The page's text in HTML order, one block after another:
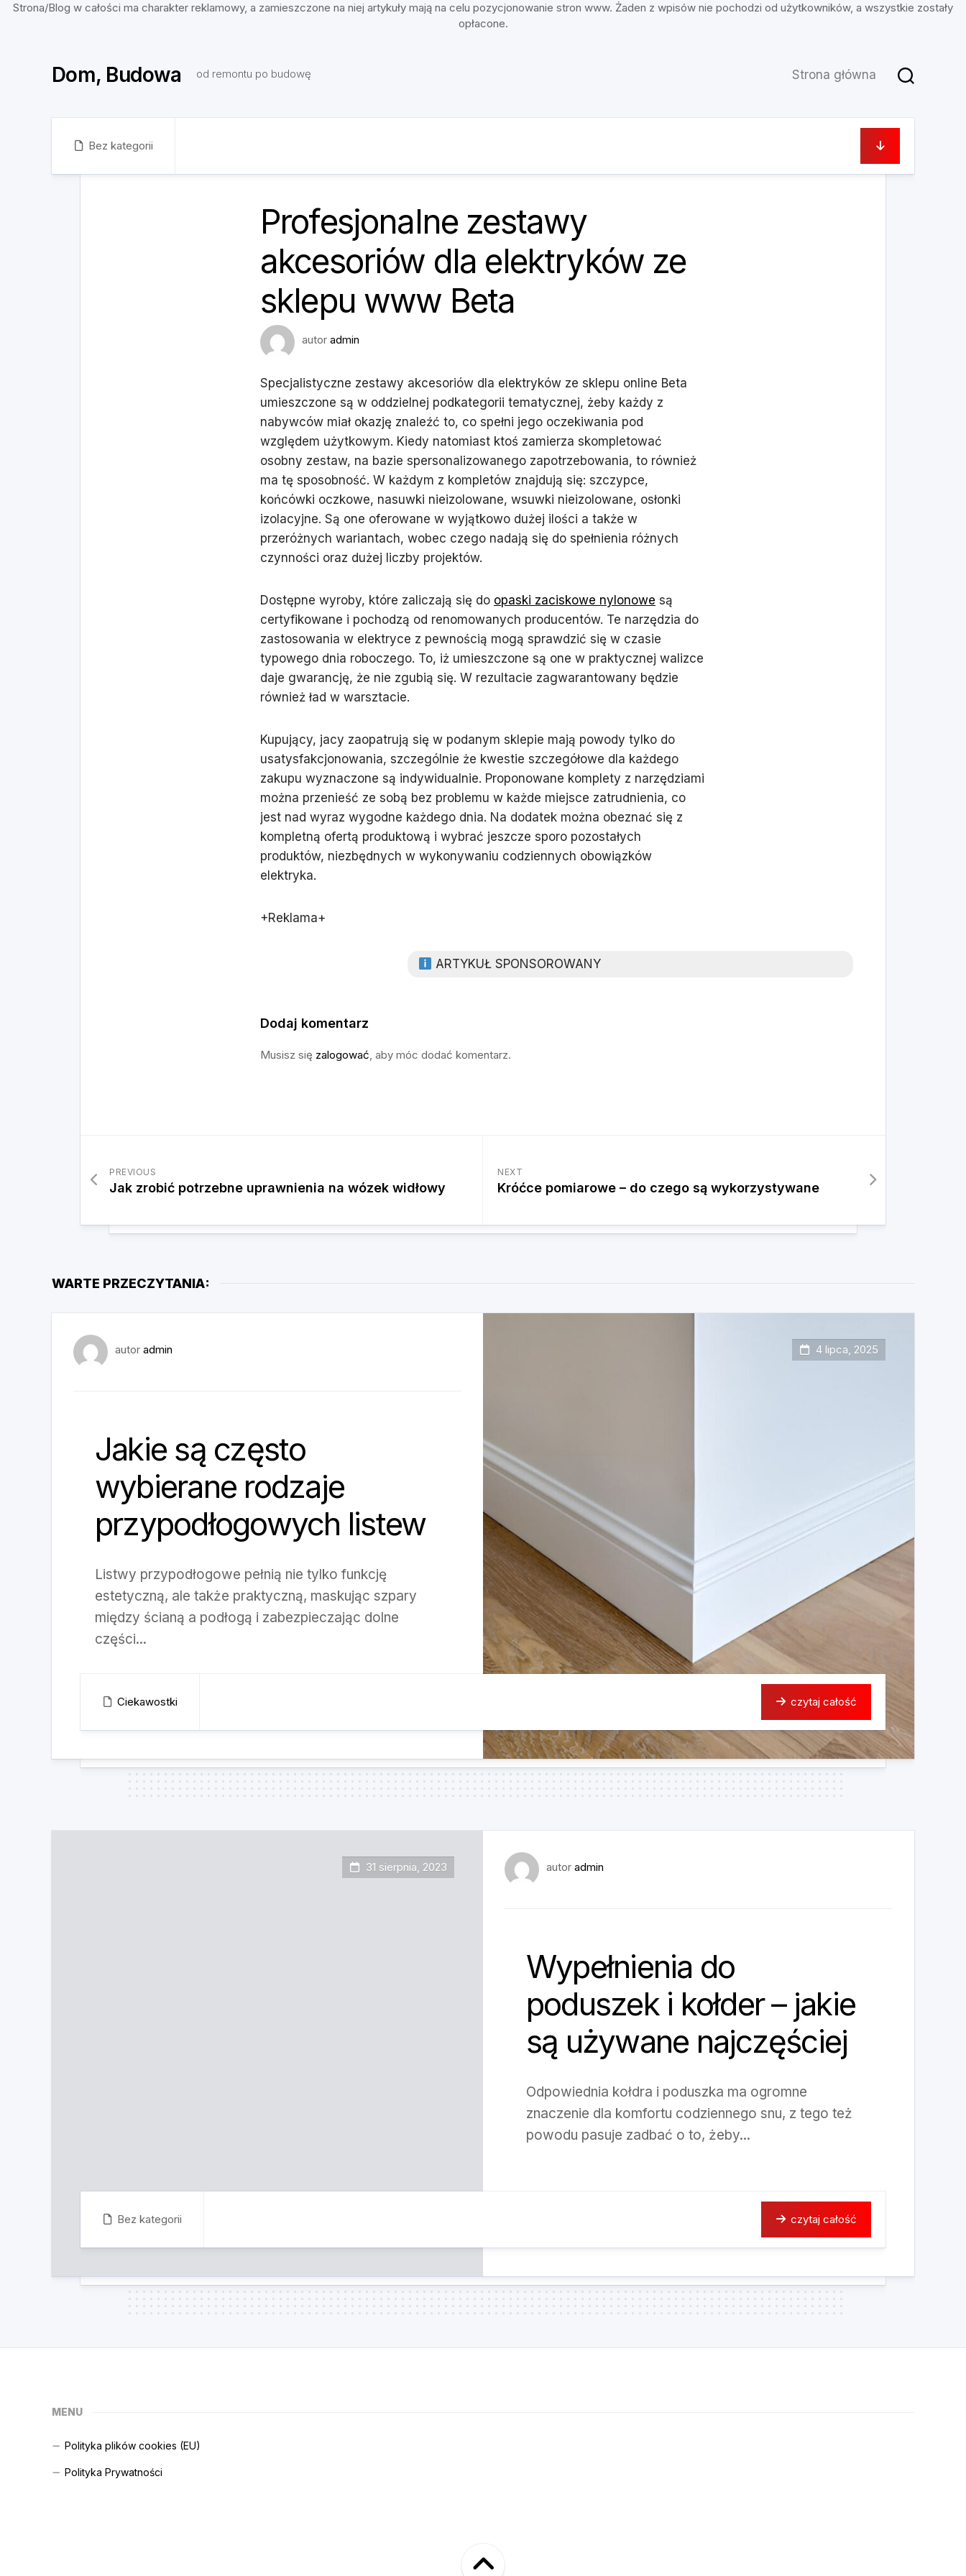
Strona/Blog w całości ma charakter reklamowy, a zamieszczone na niej artykuły mają na celu pozycjonowanie stron www. Żaden z wpisów nie pochodzi od użytkowników, a wszystkie zostały
opłacone.
Dom, Budowa od remontu po budowę Strona główna
Bez kategorii
Profesjonalne zestawy
akcesoriów dla elektryków ze
sklepu www Beta
autor admin
Specjalistyczne zestawy akcesoriów dla elektryków ze sklepu online Beta
umieszczone są w oddzielnej podkategorii tematycznej, żeby każdy z
nabywców miał okazję znaleźć to, co spełni jego oczekiwania pod
względem użytkowym. Kiedy natomiast ktoś zamierza skompletować
osobny zestaw, na bazie spersonalizowanego zapotrzebowania, to również
ma tę sposobność. W każdym z kompletów znajdują się: szczypce,
końcówki oczkowe, nasuwki nieizolowane, wsuwki nieizolowane, osłonki
izolacyjne. Są one oferowane w wyjątkowo dużej ilości a także w
przeróżnych wariantach, wobec czego nadają się do spełnienia różnych
czynności oraz dużej liczby projektów.
Dostępne wyroby, które zaliczają się do opaski zaciskowe nylonowe są
certyfikowane i pochodzą od renomowanych producentów. Te narzędzia do
zastosowania w elektryce z pewnością mogą sprawdzić się w czasie
typowego dnia roboczego. To, iż umieszczone są one w praktycznej walizce
daje gwarancję, że nie zgubią się. W rezultacie zagwarantowany będzie
również ład w warsztacie.
Kupujący, jacy zaopatrują się w podanym sklepie mają powody tylko do
usatysfakcjonowania, szczególnie że kwestie szczegółowe dla każdego
zakupu wyznaczone są indywidualnie. Proponowane komplety z narzędziami
można przenieść ze sobą bez problemu w każde miejsce zatrudnienia, co
jest nad wyraz wygodne każdego dnia. Na dodatek można obeznać się z
kompletną ofertą produktową i wybrać jeszcze sporo pozostałych
produktów, niezbędnych w wykonywaniu codziennych obowiązków
elektryka.
+Reklama+
ARTYKUŁ SPONSOROWANY
Dodaj komentarz
Musisz się zalogować, aby móc dodać komentarz.
NEXT
Króćce pomiarowe – do czego są wykorzystywane
PREVIOUS
Jak zrobić potrzebne uprawnienia na wózek widłowy
WARTE PRZECZYTANIA:
4 lipca, 2025
autor admin
Jakie są często
wybierane rodzaje
przypodłogowych listew
Listwy przypodłogowe pełnią nie tylko funkcję
estetyczną, ale także praktyczną, maskując szpary
między ścianą a podłogą i zabezpieczając dolne
części...
Ciekawostki czytaj całość
31 sierpnia, 2023 autor admin
Wypełnienia do
poduszek i kołder – jakie
są używane najczęściej
Odpowiednia kołdra i poduszka ma ogromne
znaczenie dla komfortu codziennego snu, z tego też
powodu pasuje zadbać o to, żeby...
Bez kategorii czytaj całość
MENU
Polityka plików cookies (EU)
Polityka Prywatności